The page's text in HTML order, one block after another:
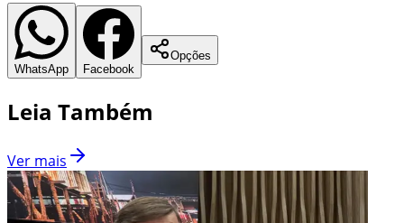
WhatsApp Facebook
Opções
Leia Também
Ver mais